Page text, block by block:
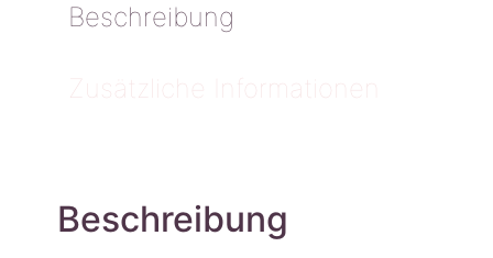
Beschreibung
Zusätzliche Informationen
Beschreibung